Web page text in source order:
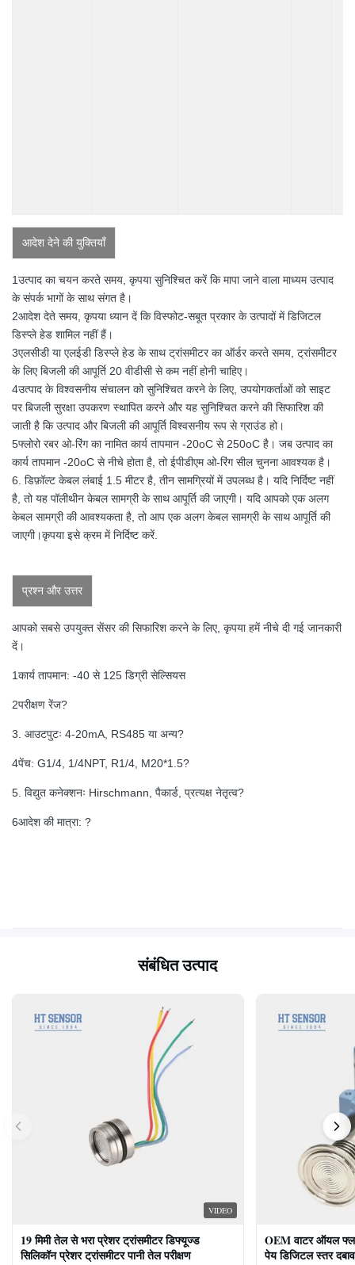
आदेश देने की युक्तियाँ
1उत्पाद का चयन करते समय, कृपया सुनिश्चित करें कि मापा जाने वाला माध्यम उत्पाद
के संपर्क भागों के साथ संगत है।
2आदेश देते समय, कृपया ध्यान दें कि विस्फोट-सबूत प्रकार के उत्पादों में डिजिटल
डिस्प्ले हेड शामिल नहीं हैं।
3एलसीडी या एलईडी डिस्प्ले हेड के साथ ट्रांसमीटर का ऑर्डर करते समय, ट्रांसमीटर
के लिए बिजली की आपूर्ति 20 वीडीसी से कम नहीं होनी चाहिए।
4उत्पाद के विश्वसनीय संचालन को सुनिश्चित करने के लिए, उपयोगकर्ताओं को साइट
पर बिजली सुरक्षा उपकरण स्थापित करने और यह सुनिश्चित करने की सिफारिश की
जाती है कि उत्पाद और बिजली की आपूर्ति विश्वसनीय रूप से ग्राउंड हो।
5फ्लोरो रबर ओ-रिंग का नामित कार्य तापमान -20oC से 250oC है। जब उत्पाद का
कार्य तापमान -20oC से नीचे होता है, तो ईपीडीएम ओ-रिंग सील चुनना आवश्यक है।
6. डिफ़ॉल्ट केबल लंबाई 1.5 मीटर है, तीन सामग्रियों में उपलब्ध है। यदि निर्दिष्ट नहीं
है, तो यह पॉलीथीन केबल सामग्री के साथ आपूर्ति की जाएगी। यदि आपको एक अलग
केबल सामग्री की आवश्यकता है, तो आप एक अलग केबल सामग्री के साथ आपूर्ति की
जाएगी।कृपया इसे क्रम में निर्दिष्ट करें.
प्रश्न और उत्तर
आपको सबसे उपयुक्त सेंसर की सिफारिश करने के लिए, कृपया हमें नीचे दी गई जानकारी
दें।
1कार्य तापमान: -40 से 125 डिग्री सेल्सियस
2परीक्षण रेंज?
3. आउटपुटः 4-20mA, RS485 या अन्य?
4पेंच: G1/4, 1/4NPT, R1/4, M20*1.5?
5. विद्युत कनेक्शनः Hirschmann, पैकार्ड, प्रत्यक्ष नेतृत्व?
6आदेश की मात्रा: ?
संबंधित उत्पाद
VIDEO
19 मिमी तेल से भरा प्रेशर ट्रांसमीटर डिफ्यूज्ड
सिलिकॉन प्रेशर ट्रांसमीटर पानी तेल परीक्षण
OEM वाटर ऑयल
पेय डिजिटल स्तर